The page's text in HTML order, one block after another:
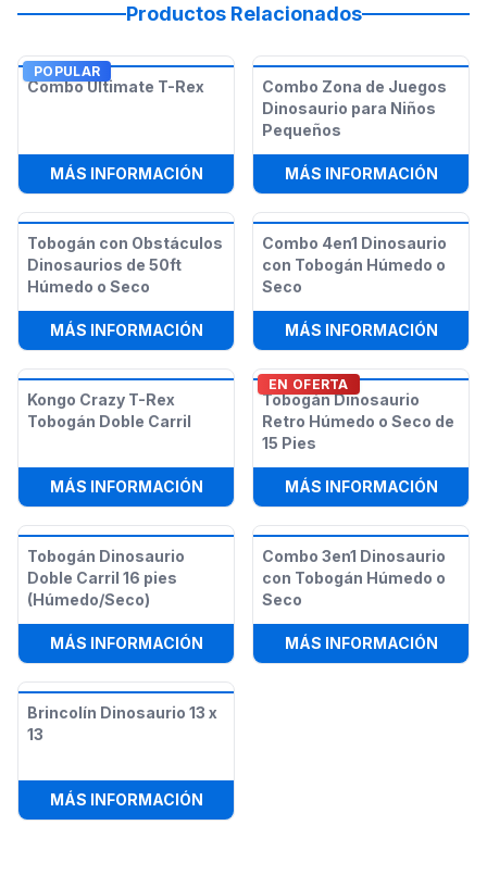
Productos Relacionados
POPULAR
Combo Ultimate T-Rex
MÁS INFORMACIÓN: COMBO ULTIMATE T-REX
Combo Zona de Juegos
Dinosaurio para Niños
Pequeños
MÁS INFORMACIÓN:
Tobogán con Obstáculos
Dinosaurios de 50ft
Húmedo o Seco
MÁS INFORMACIÓN: TOBOGÁN CON OBSTÁCULOS
Combo 4en1 Dinosaurio
con Tobogán Húmedo o
Seco
MÁS INFORMACIÓN:
Kongo Crazy T-Rex
Tobogán Doble Carril
MÁS INFORMACIÓN: KONGO CRAZY T-REX TOBOGÁN
EN OFERTA
Tobogán Dinosaurio
Retro Húmedo o Seco de
15 Pies
MÁS INFORMACIÓN:
Tobogán Dinosaurio
Doble Carril 16 pies
(Húmedo/Seco)
MÁS INFORMACIÓN: TOBOGÁN DINOSAURIO DOBLE
Combo 3en1 Dinosaurio
con Tobogán Húmedo o
Seco
MÁS INFORMACIÓN:
Brincolín Dinosaurio 13 x
13
MÁS INFORMACIÓN: